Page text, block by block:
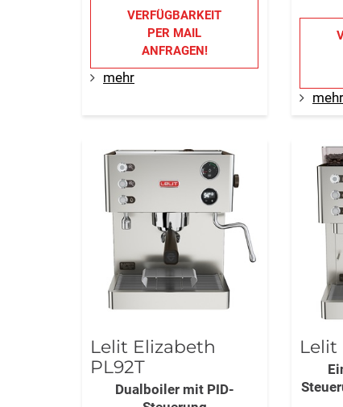
VERFÜGBARKEIT
PER MAIL
ANFRAGEN!
mehr
mehr
Lelit Elizabeth
PL92T
Dualboiler mit PID-
Lelit